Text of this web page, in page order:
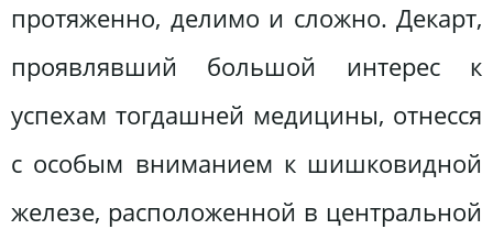
протяженно, делимо и сложно. Декарт,
проявлявший большой интерес к
успехам тогдашней медицины, отнесся
с особым вниманием к шишковидной
железе, расположенной в центральной